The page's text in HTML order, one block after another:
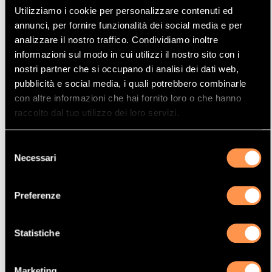
Utilizziamo i cookie per personalizzare contenuti ed
annunci, per fornire funzionalità dei social media e per
analizzare il nostro traffico. Condividiamo inoltre
informazioni sul modo in cui utilizzi il nostro sito con i
nostri partner che si occupano di analisi dei dati web,
pubblicità e social media, i quali potrebbero combinarle
con altre informazioni che hai fornito loro o che hanno
raccolto dal tuo utilizzo dei loro servizi.
delNecessari
Preferenze
Statistiche
227,99 €
Prima:455,98 €